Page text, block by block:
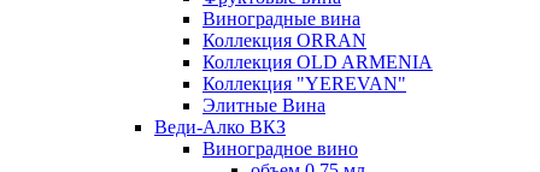
Виноградные вина
Коллекция ORRAN
Коллекция OLD ARMENIA
Коллекция "YEREVAN"
Элитные Вина
Веди-Алко ВКЗ
Виноградное вино